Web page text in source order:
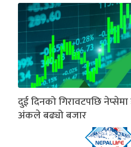
दुई दिनको गिरावटपछि
अंकले बढ्यो बजार